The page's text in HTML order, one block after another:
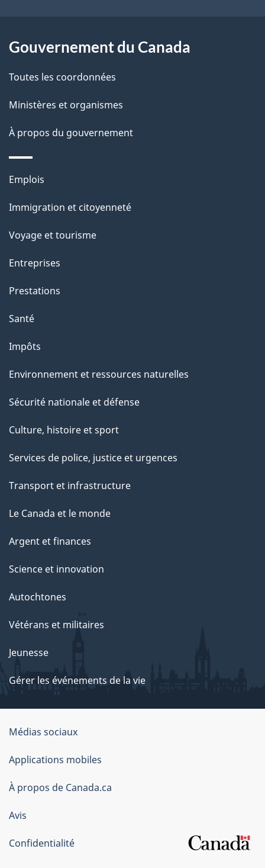
Gouvernement du Canada
Toutes les coordonnées
Ministères et organismes
À propos du gouvernement
Thèmes
sujets
Emplois
Immigration et citoyenneté
Voyage et tourisme
Entreprises
Prestations
Santé
Impôts
Environnement et ressources naturelles
Sécurité nationale et défense
Culture, histoire et sport
Services de police, justice et urgences
Transport et infrastructure
Le Canada et le monde
Argent et finances
Science et innovation
Autochtones
Vétérans et militaires
Jeunesse
Gérer les événements de la vie
Organisation
du
gouvernement
du
Canada
Médias sociaux
Applications mobiles
À propos de Canada.ca
Avis
Confidentialité